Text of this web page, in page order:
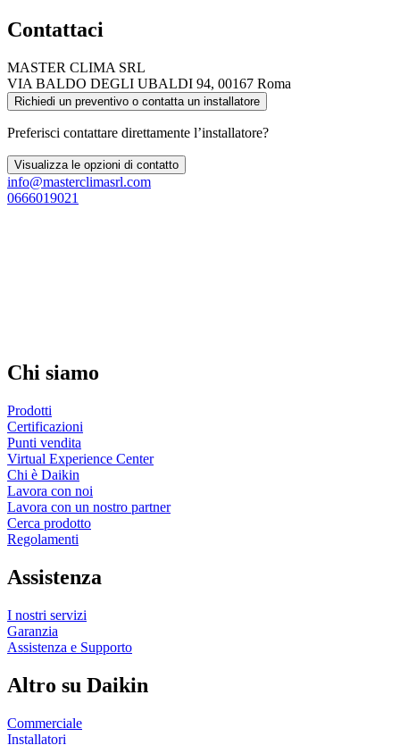
Contattaci
MASTER CLIMA SRL
VIA BALDO DEGLI UBALDI 94, 00167 Roma
Richiedi un preventivo o contatta un installatore
Preferisci contattare direttamente l’installatore?
Visualizza le opzioni di contatto
info@masterclimasrl.com
0666019021
Chi siamo
Prodotti
Certificazioni
Punti vendita
Virtual Experience Center
Chi è Daikin
Lavora con noi
Lavora con un nostro partner
Cerca prodotto
Regolamenti
Assistenza
I nostri servizi
Garanzia
Assistenza e Supporto
Altro su Daikin
Commerciale
Installatori